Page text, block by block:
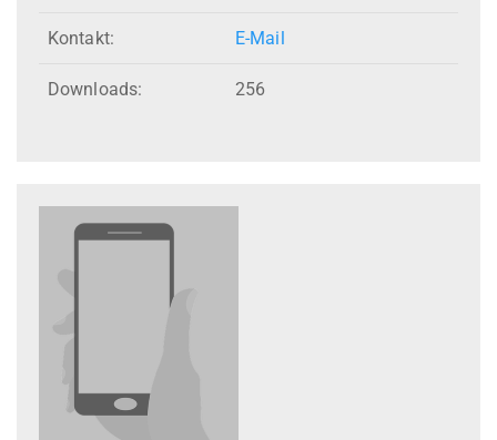
Kontakt: E-Mail
Downloads: 256